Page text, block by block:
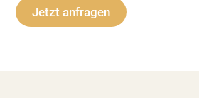
Jetzt anfragen